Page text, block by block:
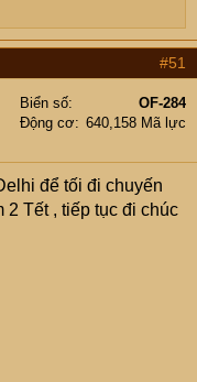
#51
Biển số
OF-284
Động cơ
640,158 Mã lực
để tối đi chuyến
2 Tết , tiếp tục đi chúc